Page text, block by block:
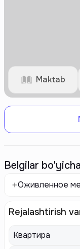
Maktab
Belgilar bo'yicha
Оживленное
Rejalashtirish
Квартира